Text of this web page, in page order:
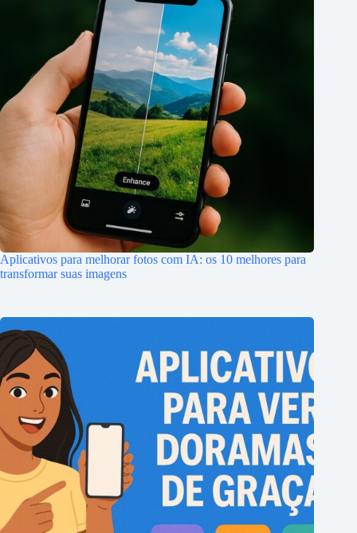
Aplicativos para melhorar fotos com IA: os 10 melhores para
transformar suas imagens